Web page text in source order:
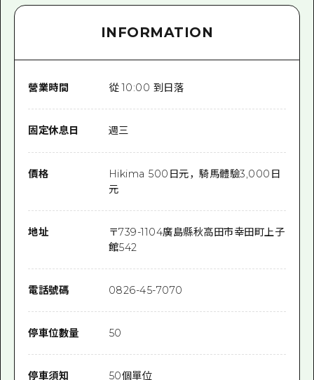
INFORMATION
營業時間 從 10:00 到日落
固定休息日 週三
價格
Hikima 500日元，騎馬體驗3,000日
元
地址 〒739-1104廣島縣秋高田市幸田町上子
館542
電話號碼 0826-45-7070
停車位數量 50
停車須知 50個單位